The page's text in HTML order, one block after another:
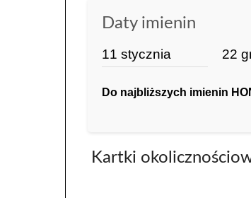
Daty imienin
11 stycznia 22
Do najbliższych imienin
Kartki